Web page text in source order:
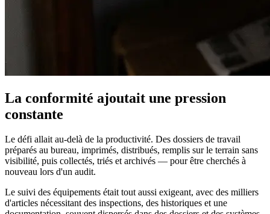
La conformité ajoutait une pression
constante
Le défi allait au-delà de la productivité. Des dossiers de travail
préparés au bureau, imprimés, distribués, remplis sur le terrain sans
visibilité, puis collectés, triés et archivés — pour être cherchés à
nouveau lors d'un audit.
Le suivi des équipements était tout aussi exigeant, avec des milliers
d'articles nécessitant des inspections, des historiques et une